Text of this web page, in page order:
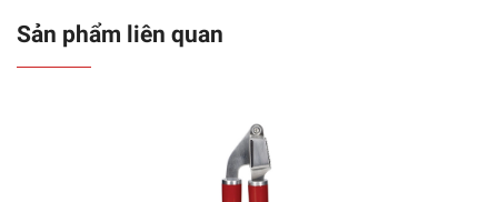
Sản phẩm liên quan